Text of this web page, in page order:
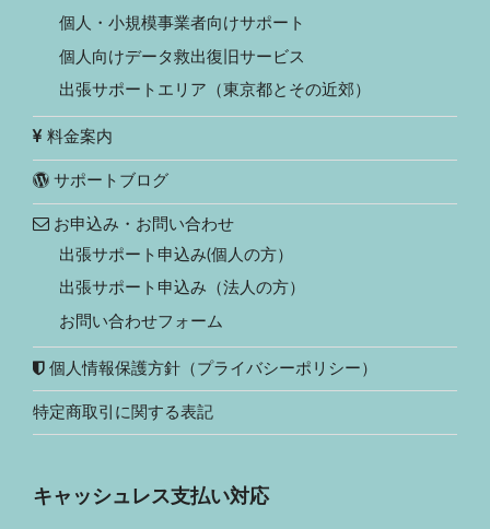
個人・小規模事業者向けサポート
個人向けデータ救出復旧サービス
出張サポートエリア（東京都とその近郊）
料金案内
サポートブログ
お申込み・お問い合わせ
出張サポート申込み(個人の方）
出張サポート申込み（法人の方）
お問い合わせフォーム
個人情報保護方針（プライバシーポリシー）
特定商取引に関する表記
キャッシュレス支払い対応